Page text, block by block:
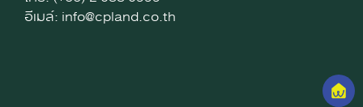
อีเมล์: info@cpland.co.th